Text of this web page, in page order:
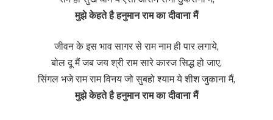
मुझे केहते है हनुमान राम का दीवाना मैं
जीवन के इस भाव सागर से राम नाम ही पार लगाये,
बोल दू मैं जब जय श्री राम सारे कारज सिद्ध हो जाए,
सिंगल भजे राम राम विनय जो सुबहो श्याम ये शीश जुकाना मैं,
मुझे केहते है हनुमान राम का दीवाना मैं